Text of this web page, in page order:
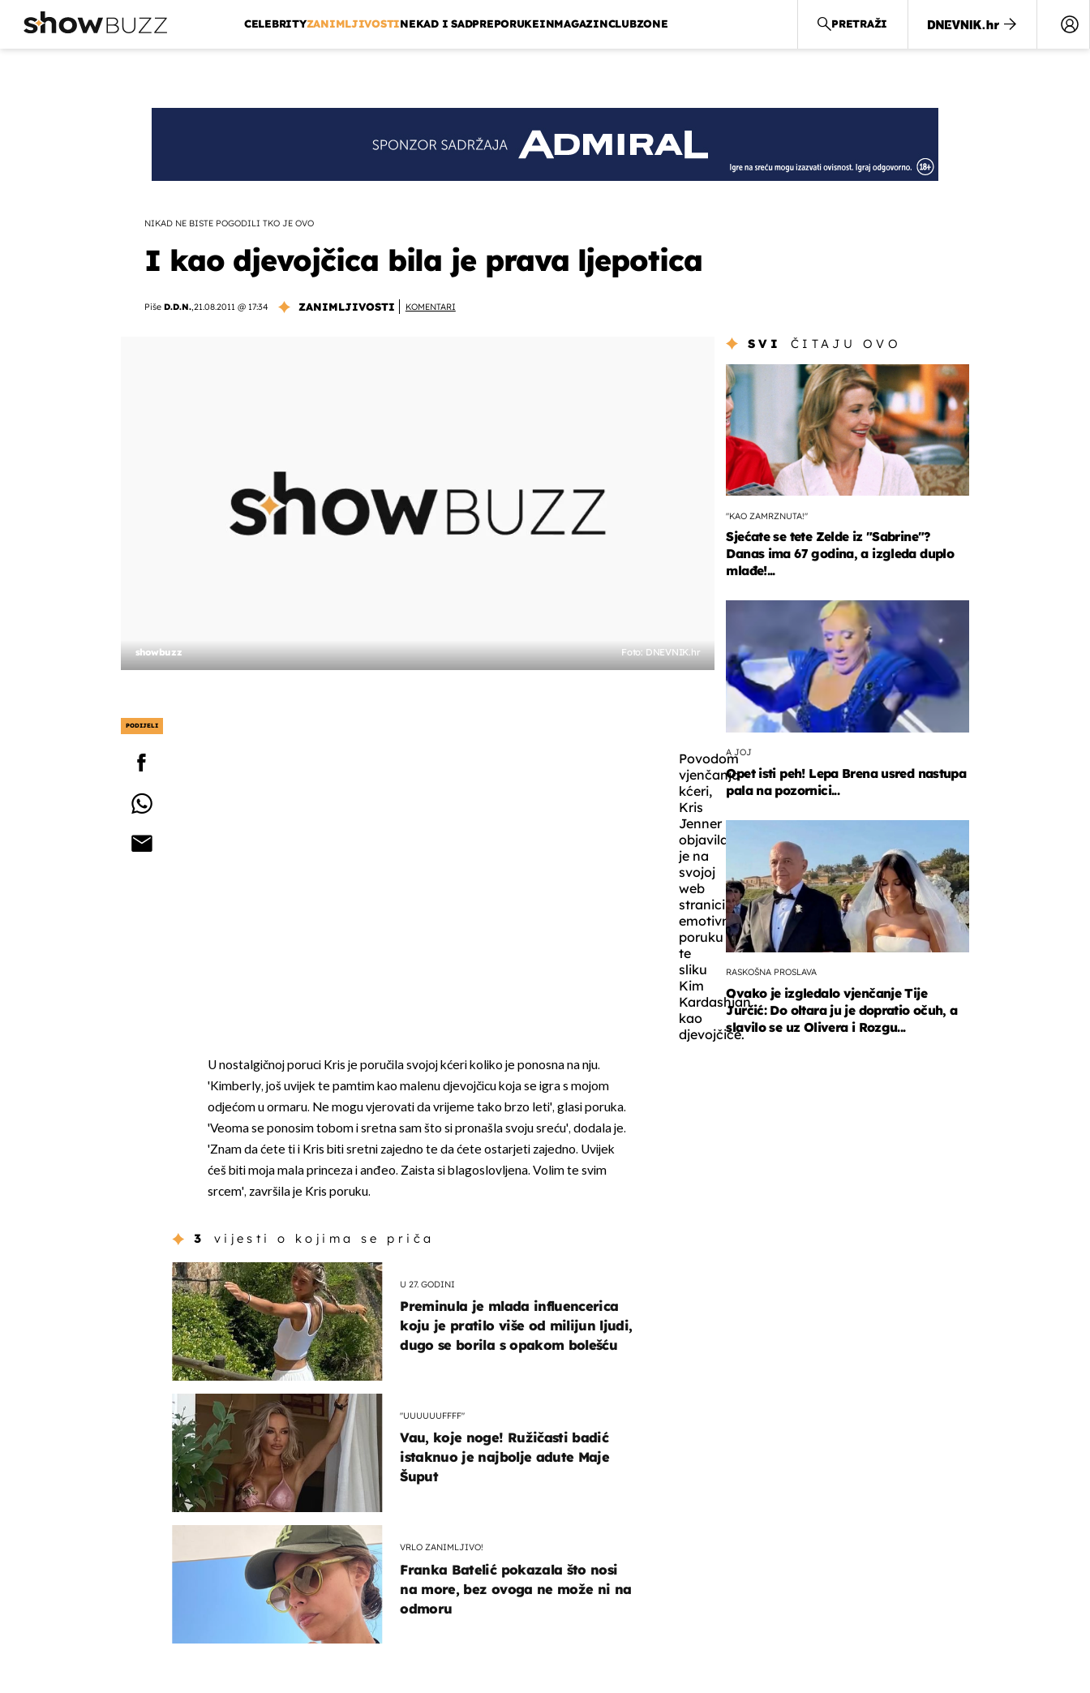
CELEBRITYZANIMLJIVOSTINEKAD I SADPREPORUKEINMAGAZINCLUBZONE PRETRAŽI
NIKAD NE BISTE POGODILI TKO JE OVO
I kao djevojčica bila je prava ljepotica
Piše D.D.N.,21.08.2011 @ 17:34 ZANIMLJIVOSTI KOMENTARI
showbuzz Foto: DNEVNIK.hr
PODIJELI
Povodom
vjenčanja
kćeri,
Kris
Jenner
objavila
je na
svojoj
web
stranici
emotivnu
poruku
te
sliku
Kim
Kardashian
kao
djevojčice.
U nostalgičnoj poruci Kris je poručila svojoj kćeri koliko je ponosna na nju.
'Kimberly, još uvijek te pamtim kao malenu djevojčicu koja se igra s mojom
odjećom u ormaru. Ne mogu vjerovati da vrijeme tako brzo leti', glasi poruka.
'Veoma se ponosim tobom i sretna sam što si pronašla svoju sreću', dodala je.
'Znam da ćete ti i Kris biti sretni zajedno te da ćete ostarjeti zajedno. Uvijek
ćeš biti moja mala princeza i anđeo. Zaista si blagoslovljena. Volim te svim
srcem', završila je Kris poruku.
3 vijesti o kojima se priča
U 27. GODINI
Preminula je mlada influencerica
koju je pratilo više od milijun ljudi,
dugo se borila s opakom bolešću
"UUUUUUFFFF"
Vau, koje noge! Ružičasti badić
istaknuo je najbolje adute Maje
Šuput
VRLO ZANIMLJIVO!
Franka Batelić pokazala što nosi
na more, bez ovoga ne može ni na
odmoru
SVI ČITAJU OVO
"KAO ZAMRZNUTA!"
Sjećate se tete Zelde iz "Sabrine"?
Danas ima 67 godina, a izgleda duplo
mlađe!...
A JOJ
Opet isti peh! Lepa Brena usred nastupa
pala na pozornici...
RASKOŠNA PROSLAVA
Ovako je izgledalo vjenčanje Tije
Jurčić: Do oltara ju je dopratio očuh, a
slavilo se uz Olivera i Rozgu...